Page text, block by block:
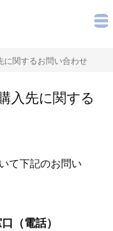
に関するお問い合わせ
入先に関する
て下記のお問い
（電話）